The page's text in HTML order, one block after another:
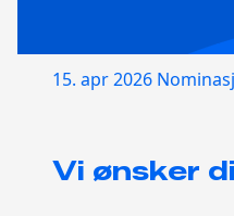
15. apr 2026
Vi ønsker